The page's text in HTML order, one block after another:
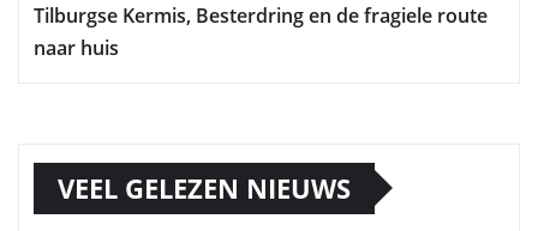
Tilburgse Kermis, Besterdring en de fragiele route
naar huis
VEEL GELEZEN NIEUWS